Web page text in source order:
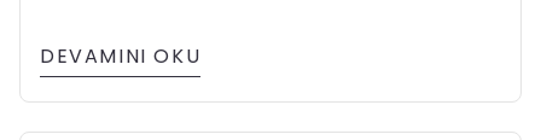
yaşam alanlarınıza estetik ve konfor sunar.
DEVAMINI OKU